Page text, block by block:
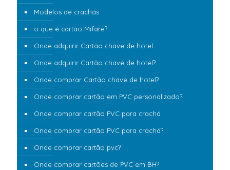
Modelos de crachás
o que é cartão Mifare?
Onde adquirir Cartão chave de hotel
Onde adquirir Cartão chave de hotel?
Onde comprar Cartão chave de hotel?
Onde comprar cartão em PVC personalizado?
Onde comprar cartão PVC para crachá
Onde comprar cartão PVC para crachá?
Onde comprar cartão pvc?
Onde comprar cartões de PVC em BH?